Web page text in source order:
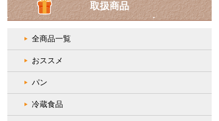
取扱商品
全商品一覧
おススメ
パン
冷蔵食品